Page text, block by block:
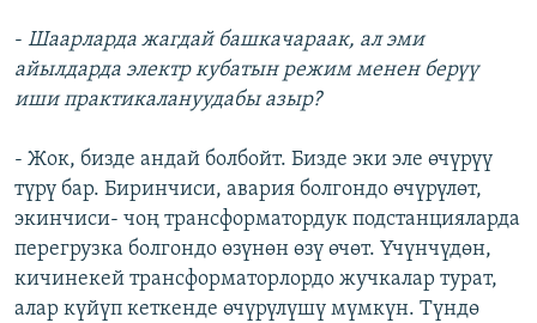
- Шаарларда жагдай башкачараак, ал эми
айылдарда электр кубатын режим менен берүү
иши практикалануудабы азыр?
- Жок, бизде андай болбойт. Бизде эки эле өчүрүү
түрү бар. Биринчиси, авария болгондо өчүрүлөт,
экинчиси- чоң трансформатордук подстанцияларда
перегрузка болгондо өзүнөн өзү өчөт. Үчүнчүдөн,
кичинекей трансформаторлордо жучкалар турат,
алар күйүп кеткенде өчүрүлүшү мүмкүн. Түндө